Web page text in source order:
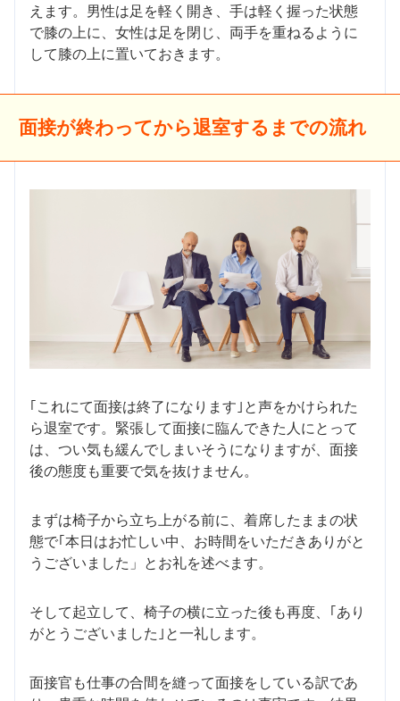
えます。男性は足を軽く開き、手は軽く握った状態
で膝の上に、女性は足を閉じ、両手を重ねるように
して膝の上に置いておきます。
面接が終わってから退室するまでの流れ
｢これにて面接は終了になります｣と声をかけられた
ら退室です。緊張して面接に臨んできた人にとって
は、つい気も緩んでしまいそうになりますが、面接
後の態度も重要で気を抜けません。
まずは椅子から立ち上がる前に、着席したままの状
態で｢本日はお忙しい中、お時間をいただきありがと
うございました」とお礼を述べます。
そして起立して、椅子の横に立った後も再度、｢あり
がとうございました｣と一礼します。
面接官も仕事の合間を縫って面接をしている訳であ